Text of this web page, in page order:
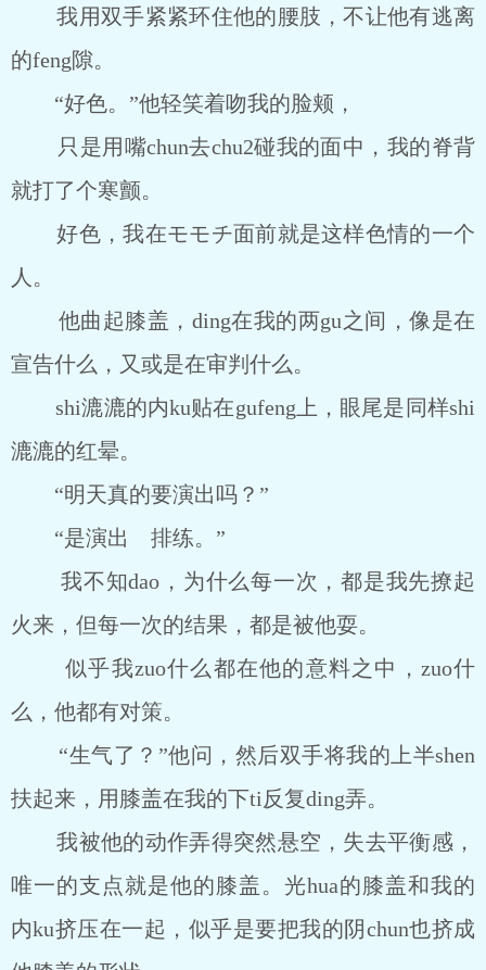
我用双手紧紧环住他的腰肢，不让他有逃离
的feng隙。
“好色。”他轻笑着吻我的脸颊，
只是用嘴chun去chu2碰我的面中，我的脊背
就打了个寒颤。
好色，我在モモチ面前就是这样色情的一个
人。
他曲起膝盖，ding在我的两gu之间，像是在
宣告什么，又或是在审判什么。
shi漉漉的内ku贴在gufeng上，眼尾是同样shi
漉漉的红晕。
“明天真的要演出吗？”
“是演出 排练。”
我不知dao，为什么每一次，都是我先撩起
火来，但每一次的结果，都是被他耍。
似乎我zuo什么都在他的意料之中，zuo什
么，他都有对策。
“生气了？”他问，然后双手将我的上半shen
扶起来，用膝盖在我的下ti反复ding弄。
我被他的动作弄得突然悬空，失去平衡感，
唯一的支点就是他的膝盖。光hua的膝盖和我的
内ku挤压在一起，似乎是要把我的阴chun也挤成